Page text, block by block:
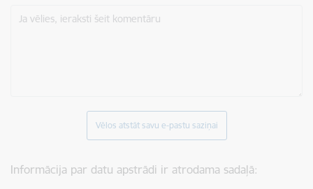
Ja vēlies, ieraksti šeit komentāru
Vēlos atstāt savu e-pastu saziņai
Informācija par datu apstrādi ir atrodama sadaļā: